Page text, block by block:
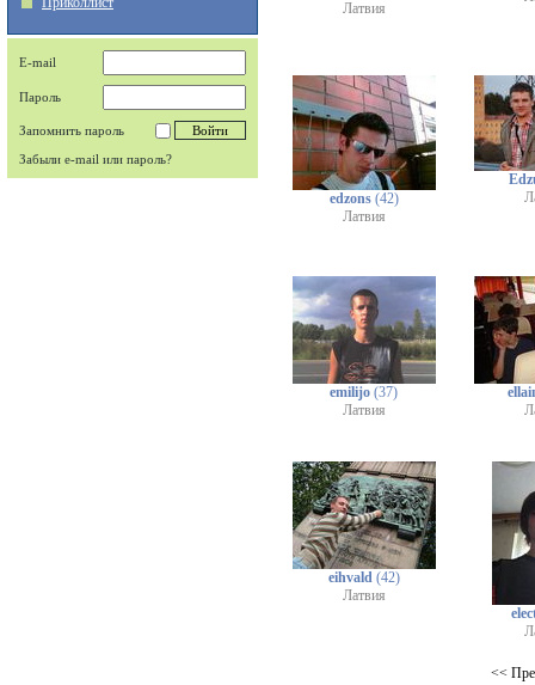
E-mail
Пароль
Запомнить пароль
Забыли e-mail или пароль?
Латвия
edzons (42)
Латвия
emilijo (37)
Латвия
eihvald (42)
Латвия
<<